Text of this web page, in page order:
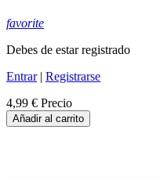
favorite
Debes de estar registrado
Entrar| Registrarse
4,99 € Precio
Añadir al carrito